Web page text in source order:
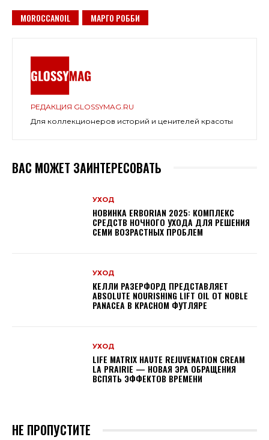
MOROCCANOIL МАРГО РОББИ
РЕДАКЦИЯ GLOSSYMAG.RU
Для коллекционеров историй и ценителей красоты
ВАС МОЖЕТ ЗАИНТЕРЕСОВАТЬ
УХОД
НОВИНКА ERBORIAN 2025: КОМПЛЕКС
СРЕДСТВ НОЧНОГО УХОДА ДЛЯ РЕШЕНИЯ
СЕМИ ВОЗРАСТНЫХ ПРОБЛЕМ
УХОД
КЕЛЛИ РАЗЕРФОРД ПРЕДСТАВЛЯЕТ
ABSOLUTE NOURISHING LIFT OIL ОТ NOBLE
PANACEA В КРАСНОМ ФУТЛЯРЕ
УХОД
LIFE MATRIX HAUTE REJUVENATION CREAM
LA PRAIRIE — НОВАЯ ЭРА ОБРАЩЕНИЯ
ВСПЯТЬ ЭФФЕКТОВ ВРЕМЕНИ
НЕ ПРОПУСТИТЕ